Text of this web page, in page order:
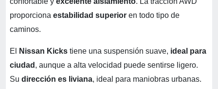
proporciona estabilidad superior en todo tipo de
caminos.
El Nissan Kicks tiene una suspensión suave, ideal para
ciudad , aunque a alta velocidad puede sentirse ligero.
Su dirección es liviana, ideal para maniobras urbanas.